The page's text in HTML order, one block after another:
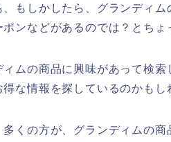
、もしかしたら、グランディ
ンなどがあるのでは？とちょ
ィムの商品に興味があって検
な情報を探しているのかもし
多くの方が、グランディムの